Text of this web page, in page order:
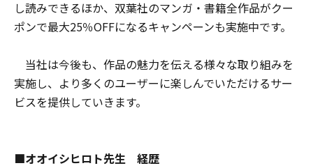
し読みできるほか、双葉社のマンガ・書籍全作品がクー
ポンで最大25％OFFになるキャンペーンも実施中です。
当社は今後も、作品の魅力を伝える様々な取り組みを
実施し、より多くのユーザーに楽しんでいただけるサー
ビスを提供していきます。
■オオイシヒロト先生 経歴